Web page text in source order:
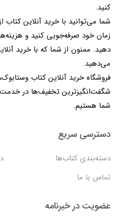
کنید.
شما می‌توانید با خرید آنلاین کتاب
زمان خود صرفه‌جویی کنید و
دهید. ممنون از شما که با خرید
می‌دهید.
فروشگاه خرید آنلاین کتاب
شگفت‌انگیزترین تخفیف‌ها در
شما هستیم.
دسترسی سریع
دسته‌بندی کتاب‌ها
تماس با ما
عضویت در خبرنامه